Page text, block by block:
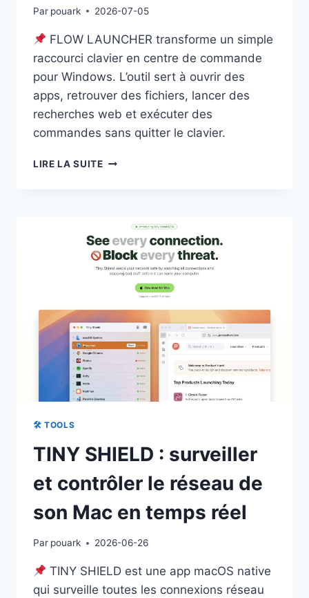
Par pouark 2026-07-05
FLOW LAUNCHER transforme un simple
raccourci clavier en centre de commande
pour Windows. L’outil sert à ouvrir des
apps, retrouver des fichiers, lancer des
recherches web et exécuter des
commandes sans quitter le clavier.
LIRE LA SUITEFLOW
ET
CHERCHER
DES
FICHIERS
VITE
SUR
WINDOWS
🛠 TOOLS
TINY SHIELD : surveiller
et contrôler le réseau de
son Mac en temps réel
Par pouark 2026-06-26
TINY SHIELD est une app macOS native
qui surveille toutes les connexions réseau